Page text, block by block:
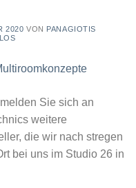
2020 VON PANAGIOTIS
Sie sich an
weitere
die wir nach stregen
bei uns im Studio 26 in